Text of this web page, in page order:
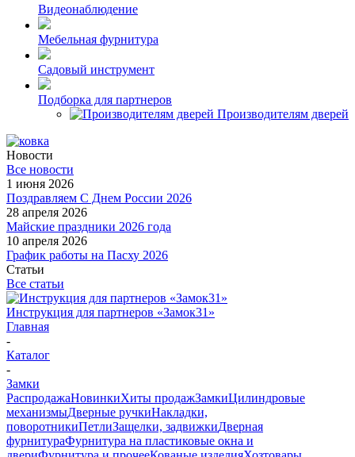
Видеонаблюдение
Мебельная фурнитура
Садовый инструмент
Подборка для партнеров
Производителям дверей
Новости
Все новости
1 июня 2026
Поздравляем С Днем России 2026
28 апреля 2026
Майские праздники 2026 года
10 апреля 2026
График работы на Пасху 2026
Статьи
Все статьи
Инструкция для партнеров «Замок31»
Главная
-
Каталог
-
Замки
РаспродажаНовинкиХиты продажЗамкиЦилиндровые
механизмыДверные ручкиНакладки,
поворотникиПетлиЗащелки, задвижкиДверная
фурнитураФурнитура на пластиковые окна и